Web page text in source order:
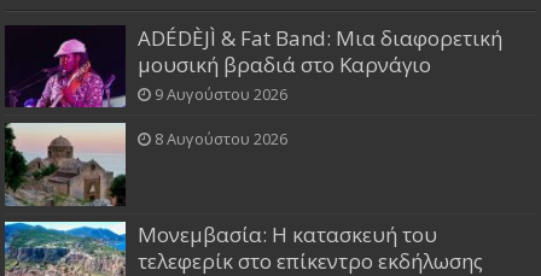
ADÉDÈJÌ & Fat Band: Μια διαφορετική
μουσική βραδιά στο Καρνάγιο
9 Αυγούστου 2026
8 Αυγούστου 2026
Μονεμβασία: Η κατασκευή του
τελεφερίκ στο επίκεντρο εκδήλωσης